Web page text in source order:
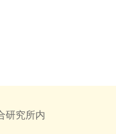
研究所内